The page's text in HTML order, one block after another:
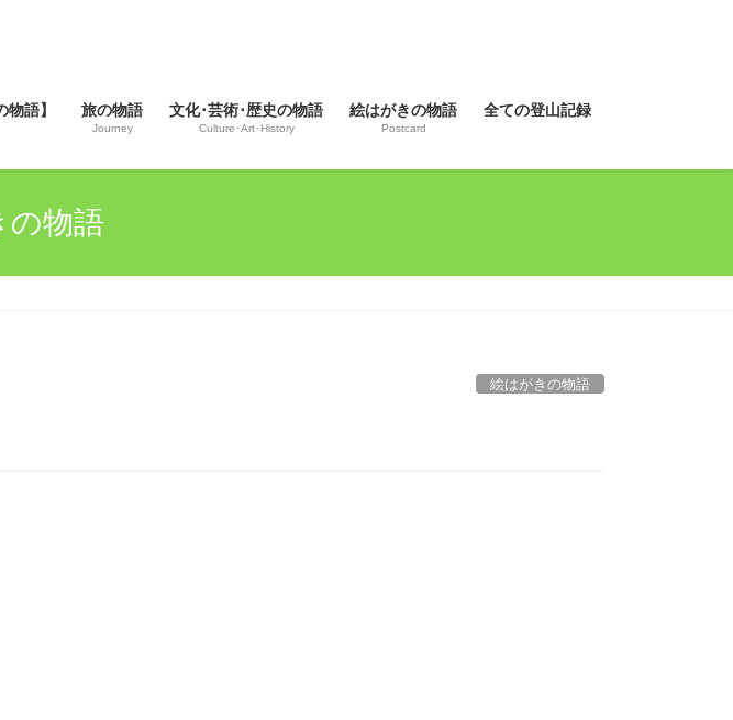
語】 旅の物語
Journey
文化･芸術･歴史の物語
Culture･Art･History
絵はがきの物語
Postcard
全ての登山記録
の物語
絵はがきの物語